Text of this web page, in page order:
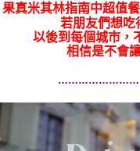
果真米其林指南中超值
若朋友們想吃
以後到每個城市，
相信是不會
…………………………